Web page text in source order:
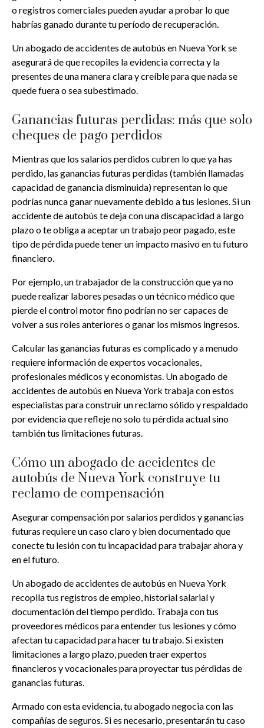
o registros comerciales pueden ayudar a probar lo que
habrías ganado durante tu período de recuperación.
Un abogado de accidentes de autobús en Nueva York se
asegurará de que recopiles la evidencia correcta y la
presentes de una manera clara y creíble para que nada se
quede fuera o sea subestimado.
Ganancias futuras perdidas: más que solo
cheques de pago perdidos
Mientras que los salarios perdidos cubren lo que ya has
perdido, las ganancias futuras perdidas (también llamadas
capacidad de ganancia disminuida) representan lo que
podrías nunca ganar nuevamente debido a tus lesiones. Si un
accidente de autobús te deja con una discapacidad a largo
plazo o te obliga a aceptar un trabajo peor pagado, este
tipo de pérdida puede tener un impacto masivo en tu futuro
financiero.
Por ejemplo, un trabajador de la construcción que ya no
puede realizar labores pesadas o un técnico médico que
pierde el control motor fino podrían no ser capaces de
volver a sus roles anteriores o ganar los mismos ingresos.
Calcular las ganancias futuras es complicado y a menudo
requiere información de expertos vocacionales,
profesionales médicos y economistas. Un abogado de
accidentes de autobús en Nueva York trabaja con estos
especialistas para construir un reclamo sólido y respaldado
por evidencia que refleje no solo tu pérdida actual sino
también tus limitaciones futuras.
Cómo un abogado de accidentes de
autobús de Nueva York construye tu
reclamo de compensación
Asegurar compensación por salarios perdidos y ganancias
futuras requiere un caso claro y bien documentado que
conecte tu lesión con tu incapacidad para trabajar ahora y
en el futuro.
Un abogado de accidentes de autobús en Nueva York
recopila tus registros de empleo, historial salarial y
documentación del tiempo perdido. Trabaja con tus
proveedores médicos para entender tus lesiones y cómo
afectan tu capacidad para hacer tu trabajo. Si existen
limitaciones a largo plazo, pueden traer expertos
financieros y vocacionales para proyectar tus pérdidas de
ganancias futuras.
Armado con esta evidencia, tu abogado negocia con las
compañías de seguros. Si es necesario, presentarán tu caso